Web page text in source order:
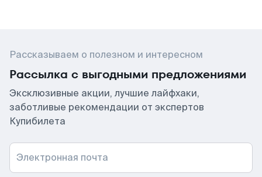
Рассказываем о полезном и интересном
Рассылка с выгодными предложениями
Эксклюзивные акции, лучшие лайфхаки,
заботливые рекомендации от экспертов
Купибилета
Электронная почта